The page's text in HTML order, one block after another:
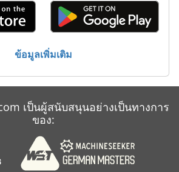
ข้อมูลเพิ่มเติม
เป็นผู้สนับสนุนอย่างเป็นทางการ
ของ: